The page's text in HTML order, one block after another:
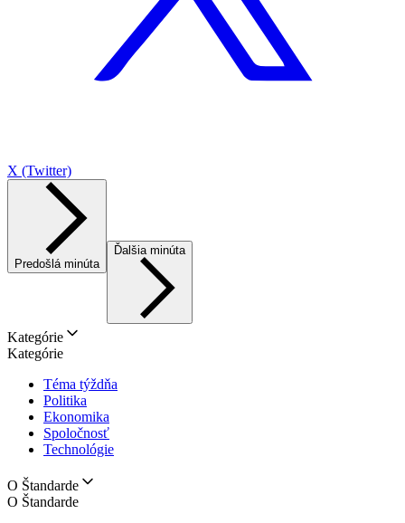
X (Twitter)
Predošlá minúta
Ďalšia minúta
Kategórie
Kategórie
Téma týždňa
Politika
Ekonomika
Spoločnosť
Technológie
O Štandarde
O Štandarde